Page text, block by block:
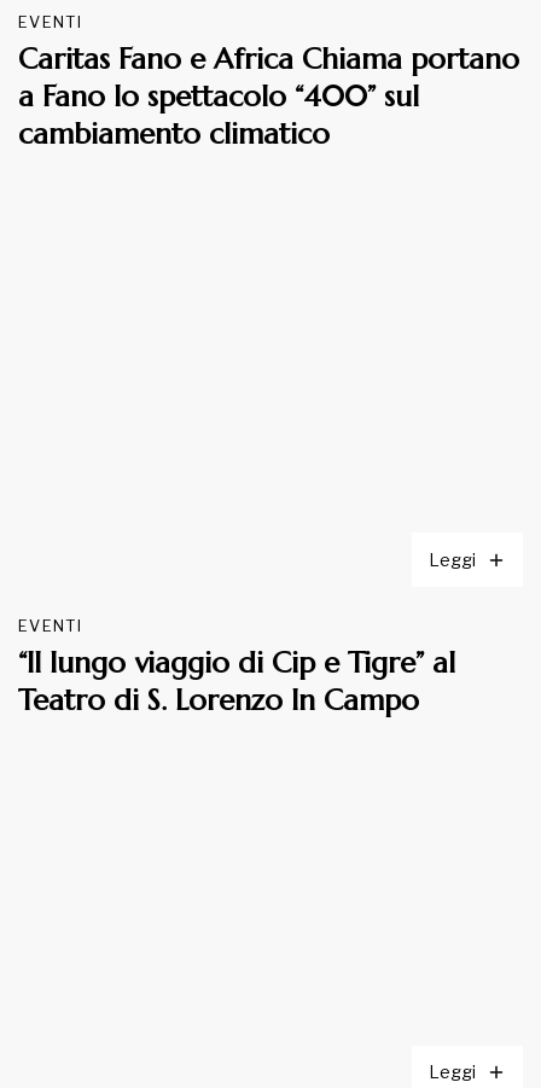
EVENTI
Caritas Fano e Africa Chiama portano
a Fano lo spettacolo “400” sul
cambiamento climatico
Leggi
EVENTI
“Il lungo viaggio di Cip e Tigre” al
Teatro di S. Lorenzo In Campo
Leggi